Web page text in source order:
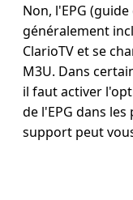
Non, l'EPG
généralement
ClarioTV et se
M3U. Dans
il faut activer
de l'EPG dans
support peut